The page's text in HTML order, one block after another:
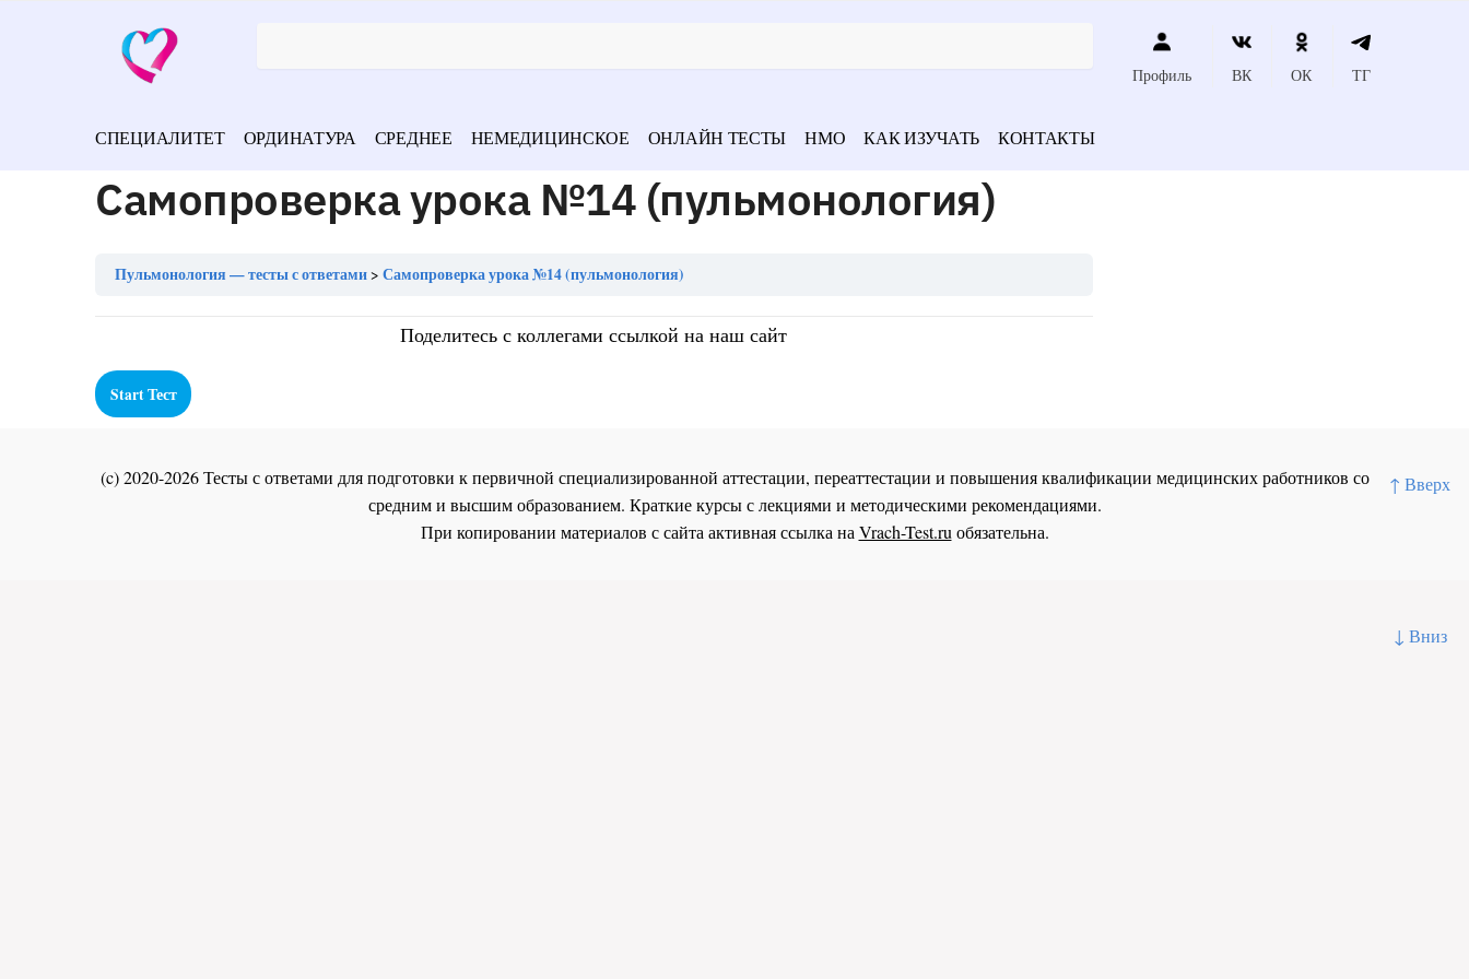
↑ Вверх
↓ Вниз
Профиль ВК ОК ТГ
СПЕЦИАЛИТЕТ ОРДИНАТУРА СРЕДНЕЕ НЕМЕДИЦИНСКОЕ ОНЛАЙН ТЕСТЫ НМО КАК ИЗУЧАТЬ КОНТАКТЫ
Самопроверка урока №14 (пульмонология)
Пульмонология — тесты с ответами Самопроверка урока №14 (пульмонология)
Поделитесь с коллегами ссылкой на наш сайт
(c) 2020-2026 Тесты с ответами для подготовки к первичной специализированной аттестации, переаттестации и повышения квалификации медицинских работников со
средним и высшим образованием. Краткие курсы с лекциями и методическими рекомендациями.
При копировании материалов с сайта активная ссылка на Vrach-Test.ru обязательна.